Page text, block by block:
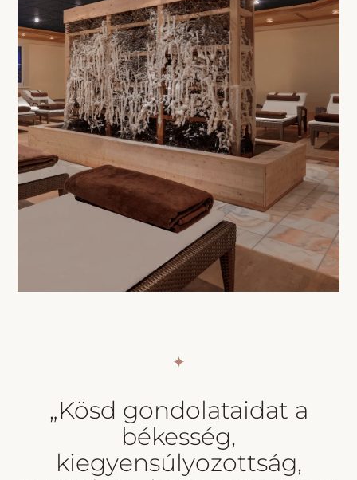
✦
„Kösd gondolataidat a
békesség,
kiegyensúlyozottság,